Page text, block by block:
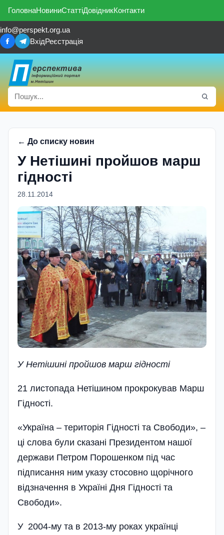
ГоловнаНовиниСтаттіДовідникКонтакти
info@perspekt.org.ua
ВхідРеєстрація
← До списку новин
У Нетішині пройшов марш
гідності
28.11.2014
У Нетішині пройшов марш гідності
21 листопада Нетішином прокрокував Марш
Гідності.
«Україна – територія Гідності та Свободи», –
ці слова були сказані Президентом нашої
держави Петром Порошенком під час
підписання ним указу стосовно щорічного
відзначення в Україні Дня Гідності та
Свободи».
У 2004-му та в 2013-му роках українці